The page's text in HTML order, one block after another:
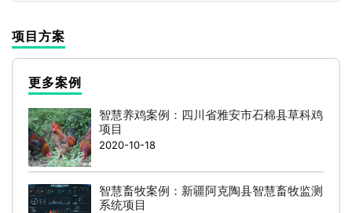
项目方案
更多案例
智慧养鸡案例：四川省雅安市石棉县草科鸡
项目
2020-10-18
智慧畜牧案例：新疆阿克陶县智慧畜牧监测
系统项目